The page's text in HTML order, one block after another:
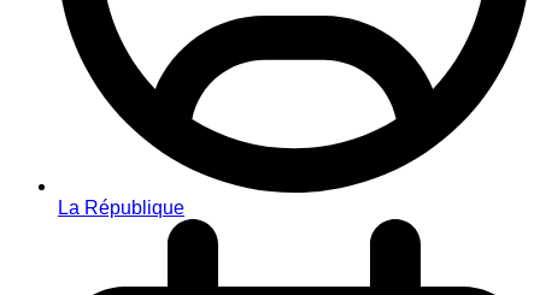
La République